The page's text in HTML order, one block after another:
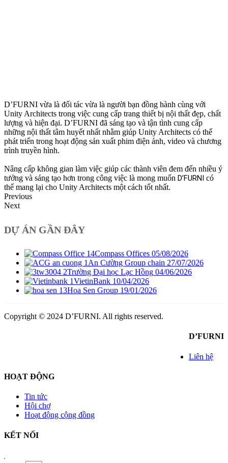
D’FURNI vừa là đối tác vừa là người bạn đồng hành cùng với
Unity Architects trong việc cung cấp trang thiết bị nội thất đẹp, chất
lượng và hiện đại. D’FURNI đã sáng tạo và tận tình cung cấp
những nội thất tâm huyết nhất nhằm giúp Unity Architects có thể
phát triển trong hoạt động sản xuất phim điện ảnh, video và chương
trình truyền hình.
Nâng cấp không gian làm việc giúp các thành viên đem đến nhiều ý
tưởng và sáng tạo hơn trong công việc là mong muốn D’FURNI có
thể mang lại cho Unity Architects một cách tốt nhất.
Previous
Next
DỰ ÁN GẦN ĐÂY
Compass Offices 05/08/2026
An Cường Group chain 27/07/2026
Trường Đại học Lạc Hồng 04/06/2026
VietinBank 10/04/2026
Hoa Sen Group 19/01/2026
Copyright © 2024 D’FURNI. All rights reserved.
D’FURNI
Liên hệ
HOẠT ĐỘNG
Tin tức
Hội chợ
Hoạt động cộng đồng
KẾT NỐI